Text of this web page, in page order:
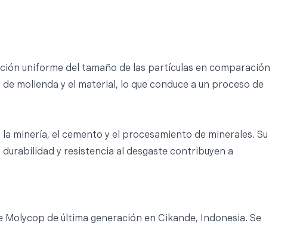
uniforme del tamaño de las partículas en comparación
molienda y el material, lo que conduce a un proceso de
minería, el cemento y el procesamiento de minerales. Su
y resistencia al desgaste contribuyen a
de última generación en Cikande, Indonesia. Se